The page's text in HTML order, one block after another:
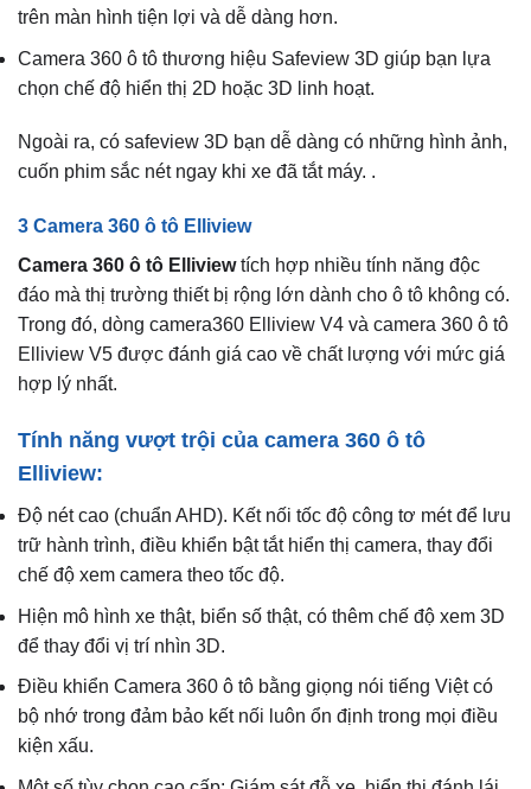
trên màn hình tiện lợi và dễ dàng hơn.
Camera 360 ô tô thương hiệu Safeview 3D giúp bạn lựa
chọn chế độ hiển thị 2D hoặc 3D linh hoạt.
Ngoài ra, có safeview 3D bạn dễ dàng có những hình ảnh,
cuốn phim sắc nét ngay khi xe đã tắt máy. .
3 Camera 360 ô tô Elliview
Camera 360 ô tô Elliviewtích hợp nhiều tính năng độc
đáo mà thị trường thiết bị rộng lớn dành cho ô tô không có.
Trong đó, dòng camera360 Elliview V4 và camera 360 ô tô
Elliview V5 được đánh giá cao về chất lượng với mức giá
hợp lý nhất.
Tính năng vượt trội của camera 360 ô tô
Elliview:
Độ nét cao (chuẩn AHD). Kết nối tốc độ công tơ mét để lưu
trữ hành trình, điều khiển bật tắt hiển thị camera, thay đổi
chế độ xem camera theo tốc độ.
Hiện mô hình xe thật, biển số thật, có thêm chế độ xem 3D
để thay đổi vị trí nhìn 3D.
Điều khiển Camera 360 ô tô bằng giọng nói tiếng Việt có
bộ nhớ trong đảm bảo kết nối luôn ổn định trong mọi điều
kiện xấu.